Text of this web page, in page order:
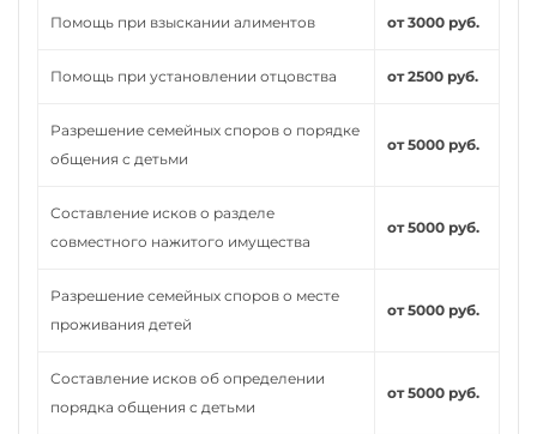
Помощь при взыскании алиментов от 3000 руб.
Помощь при установлении отцовства от 2500 руб.
Разрешение семейных споров о порядке
общения с детьми
от 5000 руб.
Составление исков о разделе
совместного нажитого имущества
от 5000 руб.
Разрешение семейных споров о месте
проживания детей
от 5000 руб.
Составление исков об определении
порядка общения с детьми
от 5000 руб.